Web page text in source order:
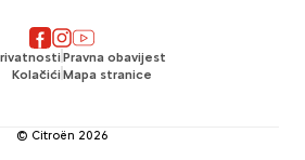
Pravna obavijest
KolačićiMapa stranice
© Citroën 2026